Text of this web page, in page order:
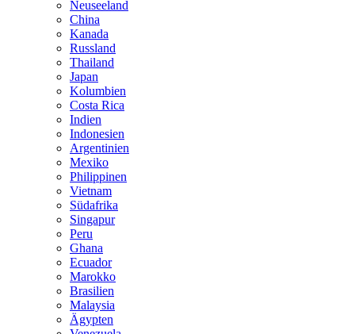
Neuseeland
China
Kanada
Russland
Thailand
Japan
Kolumbien
Costa Rica
Indien
Indonesien
Argentinien
Mexiko
Philippinen
Vietnam
Südafrika
Singapur
Peru
Ghana
Ecuador
Marokko
Brasilien
Malaysia
Ägypten